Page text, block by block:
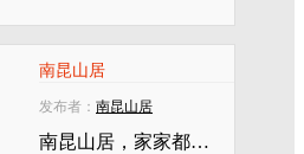
南昆山居
发布者： 南昆山居
南昆山居，家家都有自然温泉！